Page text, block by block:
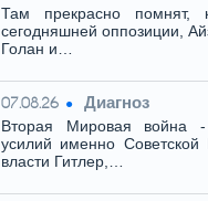
Там прекрасно
сегодняшней оппозиции,
Голан и…
07.08.26 Диагноз
Вторая Мировая война -
усилий именно
власти Гитлер,…